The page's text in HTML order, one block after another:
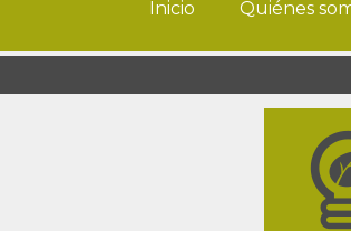
Inicio Quiénes